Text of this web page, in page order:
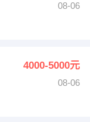
08-06
4000-5000元
08-06